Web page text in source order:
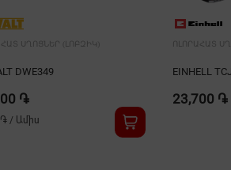
ՍՂՈՑՆԵՐ (ԼՈԲԶԻԿ)
DWE349
֏
֏ / Ամիս
ՈԼՈՐԱՀԱՏ
EINHELL
23,700 ֏